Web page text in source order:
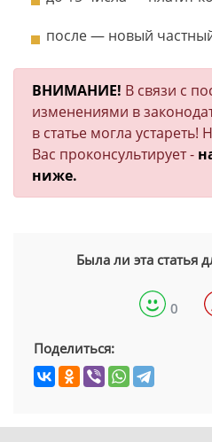
после — новый
ВНИМАНИЕ! В связи с
изменениями в
в статье могла
Вас проконсультирует -
ниже.
Была ли эта статья
0
Поделиться: